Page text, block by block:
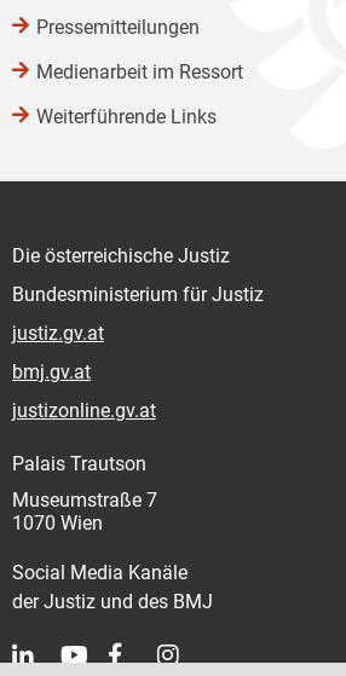
Pressemitteilungen
Medienarbeit im Ressort
Weiterführende Links
Die österreichische Justiz
Bundesministerium für Justiz
justiz.gv.at
bmj.gv.at
justizonline.gv.at
Palais Trautson
Museumstraße 7
1070 Wien
Social Media Kanäle
der Justiz und des BMJ